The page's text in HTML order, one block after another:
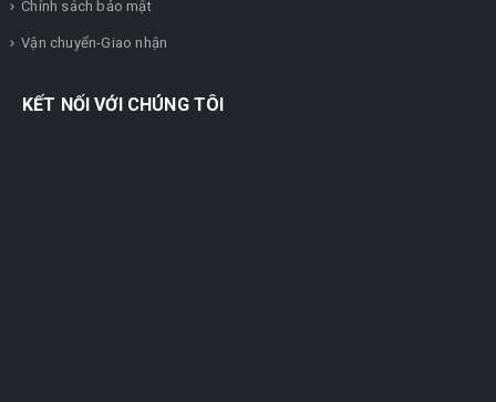
Chính sách bảo mật
Vận chuyển-Giao nhận
KẾT NỐI VỚI CHÚNG TÔI